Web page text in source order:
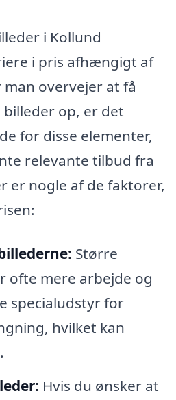
i Kollund
i pris afhængigt af
overvejer at få
op, er det
for disse elementer,
relevante tilbud fra
er nogle af de faktorer,
Større
ofte mere arbejde og
specialudstyr for
hvilket kan
Hvis du ønsker at